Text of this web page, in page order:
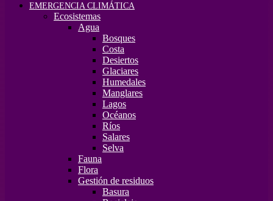
EMERGENCIA CLIMÁTICA
Ecosistemas
Agua
Bosques
Costa
Desiertos
Glaciares
Humedales
Manglares
Lagos
Océanos
Ríos
Salares
Selva
Fauna
Flora
Gestión de residuos
Basura